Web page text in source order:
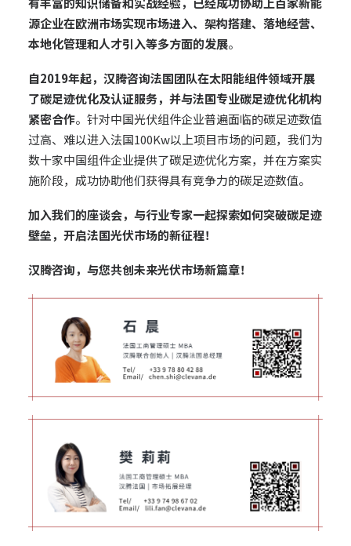
源企业在欧洲市场实现市场进入、架构搭建、落地经营、
本地化管理和人才引入等多方面的发展。
自2019年起，汉腾咨询法国团队在太阳能组件领域开展
了碳足迹优化及认证服务，并与法国专业碳足迹优化机构
紧密合作。针对中国光伏组件企业普遍面临的碳足迹数值
过高、难以进入法国100Kw以上项目市场的问题，我们为
数十家中国组件企业提供了碳足迹优化方案，并在方案实
施阶段，成功协助他们获得具有竞争力的碳足迹数值。
加入我们的座谈会，与行业专家一起探索如何突破碳足迹
壁垒，开启法国光伏市场的新征程！
汉腾咨询，与您共创未来光伏市场新篇章！